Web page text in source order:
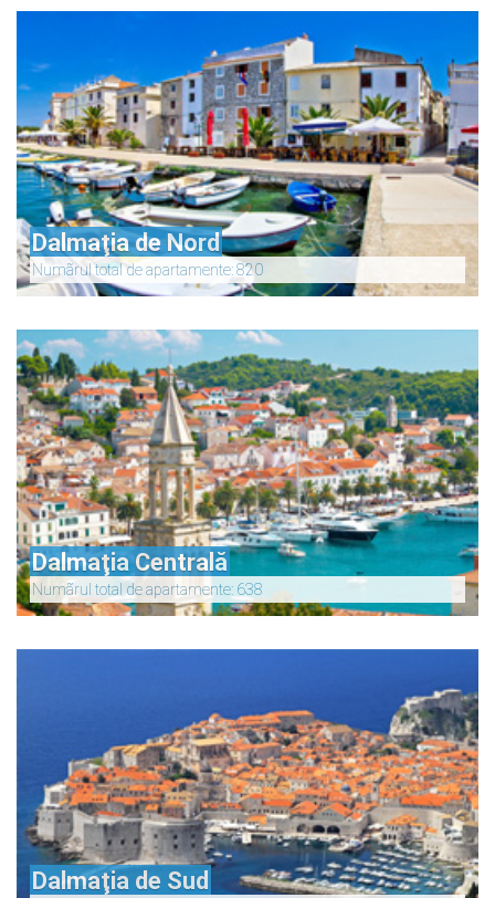
Dalmaţia de Nord
Numãrul total de apartamente: 820
Dalmaţia Centrală
Numãrul total de apartamente: 638
Dalmaţia de Sud